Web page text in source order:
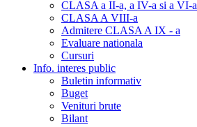
CLASA a II-a, a IV-a si a VI-a
CLASA A VIII-a
Admitere CLASA A IX - a
Evaluare nationala
Cursuri
Info. interes public
Buletin informativ
Buget
Venituri brute
Bilant